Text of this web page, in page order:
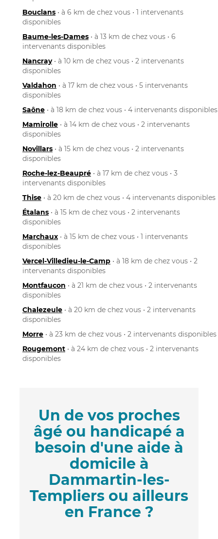
Bouclans • à 6 km de chez vous • 1 intervenants
disponibles
Baume-les-Dames • à 13 km de chez vous • 6
intervenants disponibles
Nancray• à 10 km de chez vous • 2 intervenants
disponibles
Valdahon • à 17 km de chez vous • 5 intervenants
disponibles
Saône • à 18 km de chez vous • 4 intervenants disponibles
Mamirolle • à 14 km de chez vous • 2 intervenants
disponibles
Novillars • à 15 km de chez vous • 2 intervenants
disponibles
Roche-lez-Beaupré • à 17 km de chez vous • 3
intervenants disponibles
Thise • à 20 km de chez vous • 4 intervenants disponibles
Étalans • à 15 km de chez vous • 2 intervenants
disponibles
Marchaux • à 15 km de chez vous • 1 intervenants
disponibles
Vercel-Villedieu-le-Camp • à 18 km de chez vous • 2
intervenants disponibles
Montfaucon • à 21 km de chez vous • 2 intervenants
disponibles
Chalezeule • à 20 km de chez vous • 2 intervenants
disponibles
Morre • à 23 km de chez vous • 2 intervenants disponibles
Rougemont • à 24 km de chez vous • 2 intervenants
disponibles
Un de vos proches
âgé ou handicapé a
besoin d'une aide à
domicile à
Dammartin-les-
Templiers ou ailleurs
en France ?